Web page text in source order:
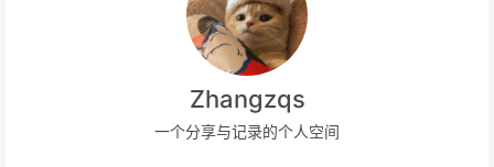
Zhangzqs
一个分享与记录的个人空间